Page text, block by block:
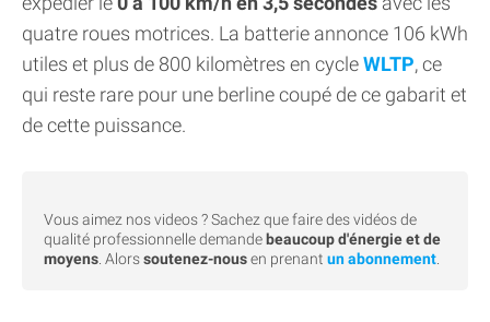
quatre roues motrices. La batterie annonce 106 kWh
utiles et plus de 800 kilomètres en cycleWLTP, ce
qui reste rare pour une berline coupé de ce gabarit et
de cette puissance.
Vous aimez nos videos ? Sachez que faire des vidéos de
qualité professionnelle demande beaucoup d'énergie et de
moyens. Alorssoutenez-nousen prenant un abonnement.